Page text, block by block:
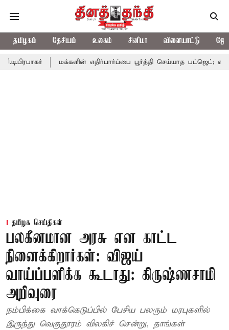
தமிழகம் தேசியம் உலகம் சினிமா விளையாட்டு
மக்களின் எதிர்பார்ப்பை பூர்த்தி செய்யாத பட்ஜெட்; எடப்பாடி
தமிழக செய்திகள்
பலகீனமான அரசு என காட்ட
நினைக்கிறார்கள்: விஜய்
வாய்ப்பளிக்க கூடாது: கிருஷ்ணசாமி
அறிவுரை
நம்பிக்கை வாக்கெடுப்பில் பேசிய பலரும் மரபுகளில்
இருந்து வெகுதூரம் விலகிச் சென்று, தாங்கள்